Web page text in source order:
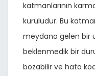
katmanlarının
kuruludur. Bu
meydana gelen bir
beklenmedik bir
bozabilir ve hata